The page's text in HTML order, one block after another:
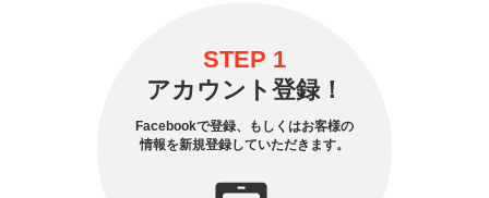
STEP 1
アカウント登録！
Facebookで登録、もしくはお客様の
情報を新規登録していただきます。